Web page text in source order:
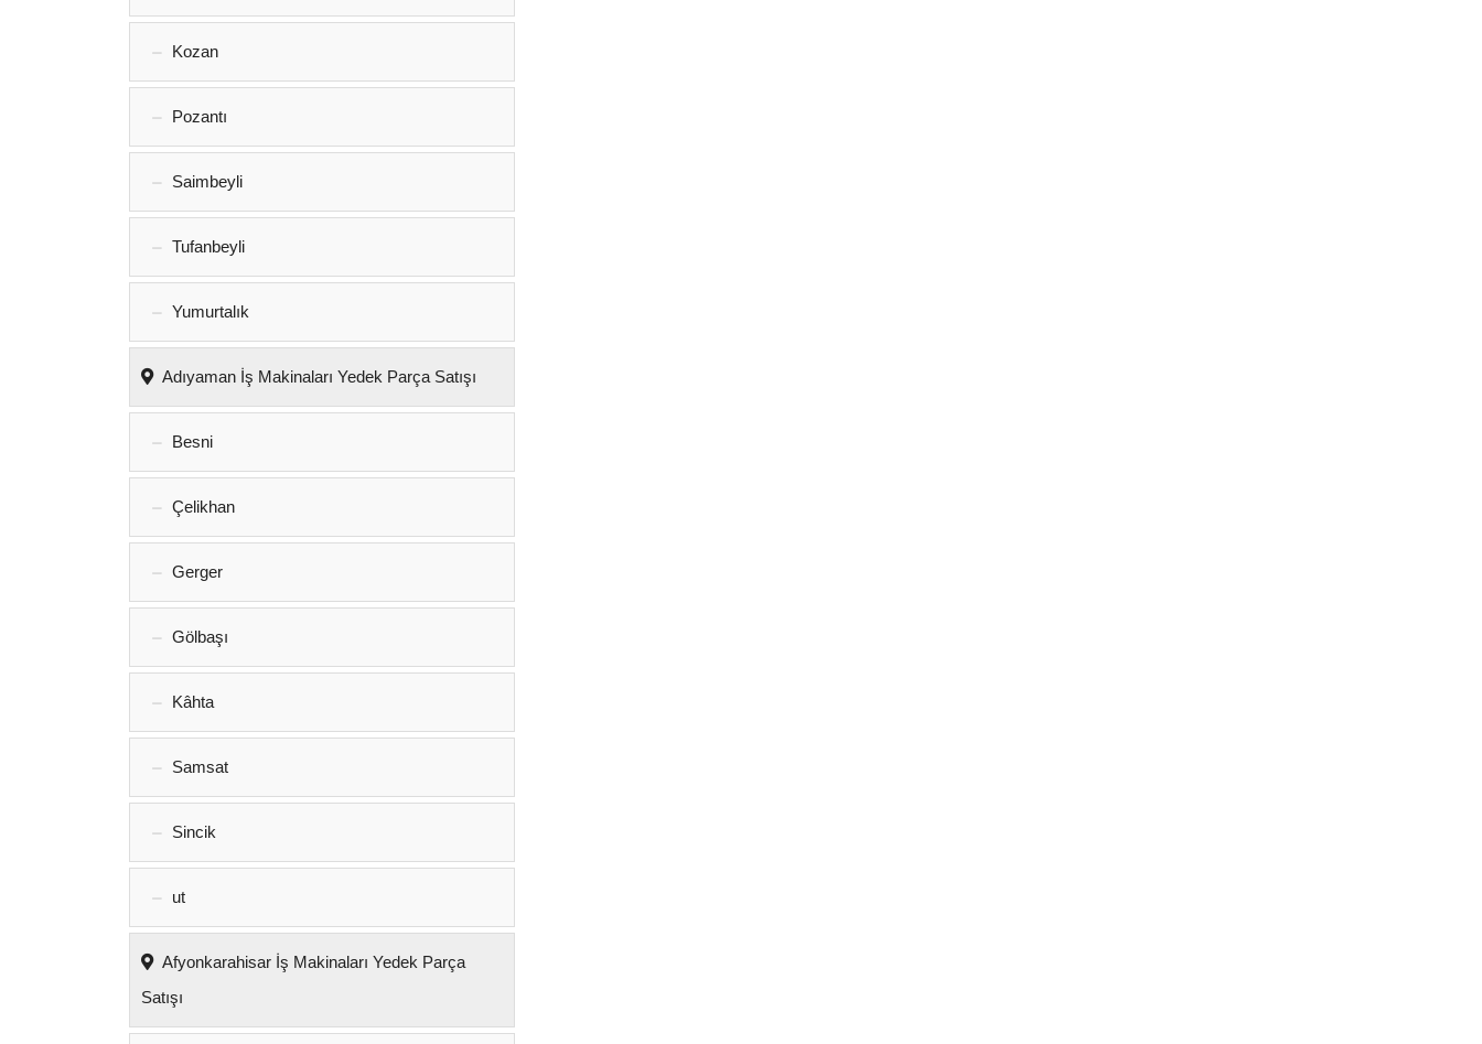
Kozan‎
Pozantı‎
Saimbeyli
Tufanbeyli‎
Yumurtalık‎
Adıyaman İş Makinaları Yedek Parça Satışı
Besni
Çelikhan
Gerger
Gölbaşı
Kâhta
Samsat
Sincik
ut
Afyonkarahisar İş Makinaları Yedek Parça
Satışı